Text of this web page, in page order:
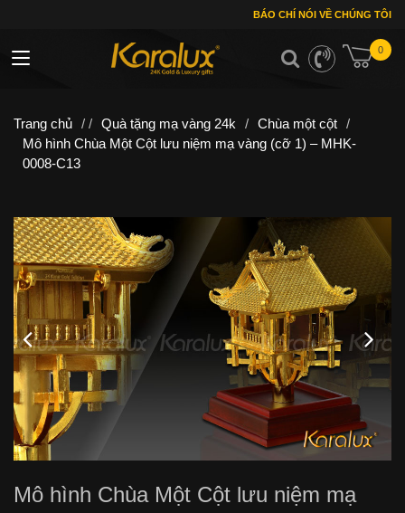
BÁO CHÍ NÓI VỀ CHÚNG TÔI
0
Toggle navigation
Trang chủ / / Quà tặng mạ vàng 24k / Chùa một cột /
Mô hình Chùa Một Cột lưu niệm mạ vàng (cỡ 1) – MHK-
0008-C13
Mô hình Chùa Một Cột lưu niệm mạ